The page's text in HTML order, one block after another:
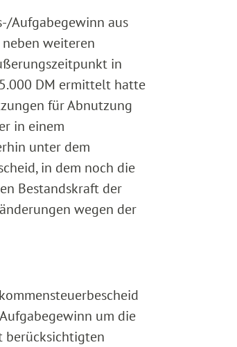
Aufgabegewinn aus
weiteren
in
DM ermittelt hatte
für Abnutzung
in einem
unter dem
in dem noch die
Bestandskraft der
wegen der
um die
berücksichtigten